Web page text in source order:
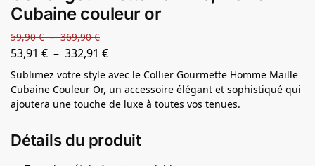
Cubaine couleur or
59,90€ – 369,90€
53,91 € – 332,91 €
Sublimez votre style avec le Collier Gourmette Homme Maille
Cubaine Couleur Or, un accessoire élégant et sophistiqué qui
ajoutera une touche de luxe à toutes vos tenues.
Détails du produit